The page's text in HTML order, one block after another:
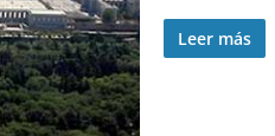
Leer más